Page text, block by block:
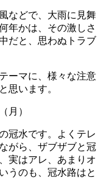
などで、大雨に見舞
年かは、その激しさ
だと、思わぬトラブ
ーマに、様々な注意
思います。
月）
冠水です。よくテレ
がら、ザブザブと冠
実はアレ、あまりオ
うのも、冠水路はと